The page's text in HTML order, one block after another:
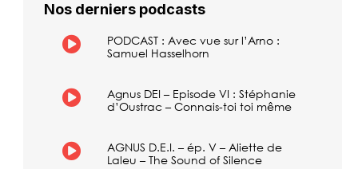
Nos derniers podcasts
PODCAST : Avec vue sur l’Arno :
Samuel Hasselhorn
Agnus DEI – Episode VI : Stéphanie
d’Oustrac – Connais-toi toi même
AGNUS D.E.I. – ép. V – Aliette de
Laleu – The Sound of Silence